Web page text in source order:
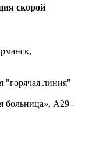
скорой
"горячая линия"
больница», А29 -